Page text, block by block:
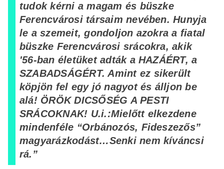
tudok kérni a magam és büszke
Ferencvárosi társaim nevében. Hunyja
le a szemeit, gondoljon azokra a fiatal
büszke Ferencvárosi srácokra, akik
'56-ban életüket adták a HAZÁÉRT, a
SZABADSÁGÉRT. Amint ez sikerült
köpjön fel egy jó nagyot és álljon be
alá! ÖRÖK DICSŐSÉG A PESTI
SRÁCOKNAK! U.i.:Mielőtt elkezdene
mindenféle “Orbánozós, Fideszezős”
magyarázkodást…Senki nem kíváncsi
rá.”